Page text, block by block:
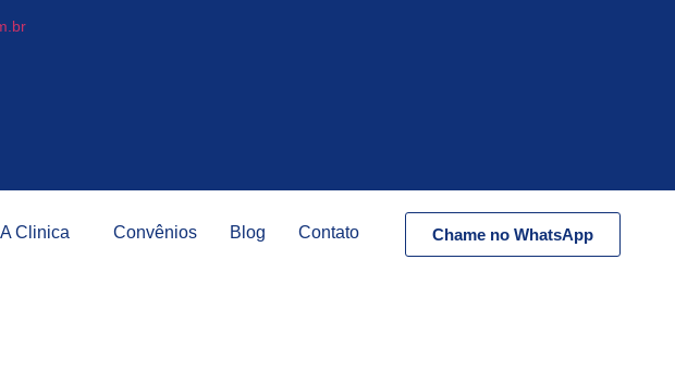
A Clinica Convênios Blog Contato Chame no WhatsApp